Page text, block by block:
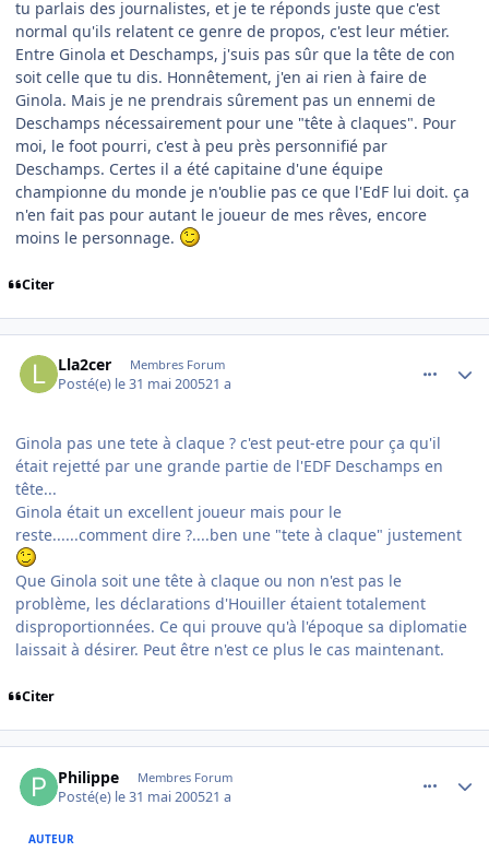
tu parlais des journalistes, et je te réponds juste que c'est
normal qu'ils relatent ce genre de propos, c'est leur métier.
Entre Ginola et Deschamps, j'suis pas sûr que la tête de con
soit celle que tu dis. Honnêtement, j'en ai rien à faire de
Ginola. Mais je ne prendrais sûrement pas un ennemi de
Deschamps nécessairement pour une "tête à claques". Pour
moi, le foot pourri, c'est à peu près personnifié par
Deschamps. Certes il a été capitaine d'une équipe
championne du monde je n'oublie pas ce que l'EdF lui doit. ça
n'en fait pas pour autant le joueur de mes rêves, encore
moins le personnage.
Citer
Lla2cer Membres Forum
Posté(e) le 31 mai 200521 a
Ginola pas une tete à claque ? c'est peut-etre pour ça qu'il
était rejetté par une grande partie de l'EDF Deschamps en
tête...
Ginola était un excellent joueur mais pour le
reste......comment dire ?....ben une "tete à claque" justement
Que Ginola soit une tête à claque ou non n'est pas le
problème, les déclarations d'Houiller étaient totalement
disproportionnées. Ce qui prouve qu'à l'époque sa diplomatie
laissait à désirer. Peut être n'est ce plus le cas maintenant.
Citer
Philippe Membres Forum
Posté(e) le 31 mai 200521 a
AUTEUR